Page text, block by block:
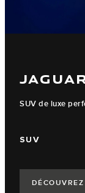
SUV de luxe
SUV